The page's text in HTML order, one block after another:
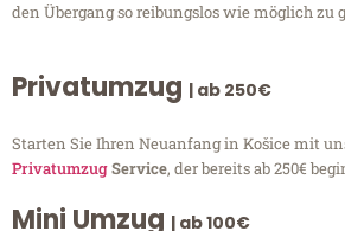
den Übergang so reibungslos wie möglich zu
Privatumzug | ab 250€
Starten Sie Ihren Neuanfang in Košice mit
PrivatumzugService, der bereits ab 250€
Mini Umzug | ab 100€